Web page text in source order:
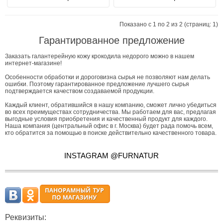
Показано с 1 по 2 из 2 (страниц: 1)
Гарантированное предложение
Заказать галантерейную кожу крокодила недорого можно в нашем
интернет-магазине!
Особенности обработки и дороговизна сырья не позволяют нам делать
ошибки. Поэтому гарантированное предложение лучшего сырья
подтверждается качеством создаваемой продукции.
Каждый клиент, обратившийся в нашу компанию, сможет лично убедиться
во всех преимуществах сотрудничества. Мы работаем для вас, предлагая
выгодные условия приобретения и качественный продукт для каждого.
Наша компания (центральный офис в г. Москва) будет рада помочь всем,
кто обратится за помощью в поиске действительно качественного товара.
INSTAGRAM @FURNATUR
Реквизиты: